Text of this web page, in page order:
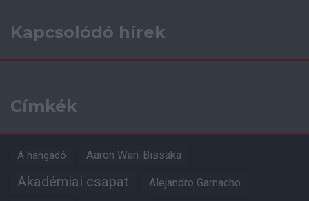
Kapcsolódó hírek
Címkék
A hangadó Aaron Wan-Bissaka
Akadémiai csapat Alejandro Garnacho